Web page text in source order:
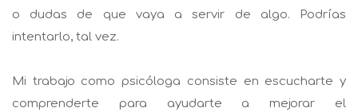
o dudas de que vaya a servir de algo. Podrías
intentarlo, tal vez.
Mi trabajo como psicóloga consiste en escucharte y
comprenderte para ayudarte a mejorar el